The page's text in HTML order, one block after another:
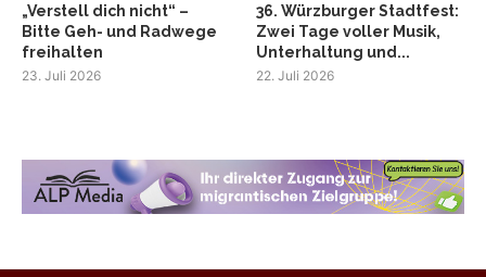
„Verstell dich nicht“ –
Bitte Geh- und Radwege
freihalten
23. Juli 2026
36. Würzburger Stadtfest:
Zwei Tage voller Musik,
Unterhaltung und...
22. Juli 2026